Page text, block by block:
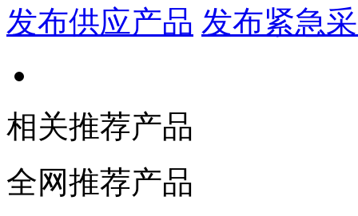
发布供应产品 发布紧急
相关推荐产品
全网推荐产品